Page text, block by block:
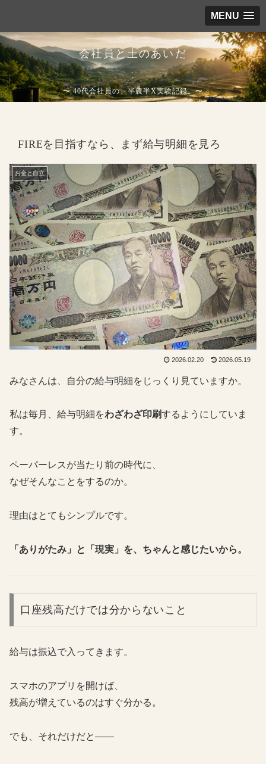
MENU
会社員と土のあいだ
〜 40代会社員の、半農半X実験記録。〜
FIREを目指すなら、まず給与明細を見ろ
お金と自立
2026.02.20 2026.05.19
みなさんは、自分の給与明細をじっくり見ていますか。
私は毎月、給与明細をわざわざ印刷するようにしていま
す。
ペーパーレスが当たり前の時代に、
なぜそんなことをするのか。
理由はとてもシンプルです。
「ありがたみ」と「現実」を、ちゃんと感じたいから。
口座残高だけでは分からないこと
給与は振込で入ってきます。
スマホのアプリを開けば、
残高が増えているのはすぐ分かる。
でも、それだけだと——